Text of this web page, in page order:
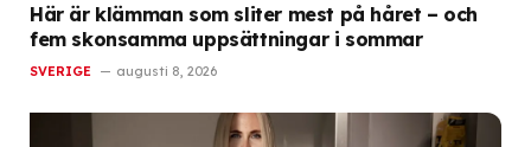
Här är klämman som sliter mest på håret – och
fem skonsamma uppsättningar i sommar
SVERIGE augusti 8, 2026